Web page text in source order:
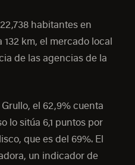
habitantes en
132 km, el mercado local
de las agencias de la
el 62,9% cuenta
lo sitúa 6,1 puntos por
que es del 69%. El
un indicador de